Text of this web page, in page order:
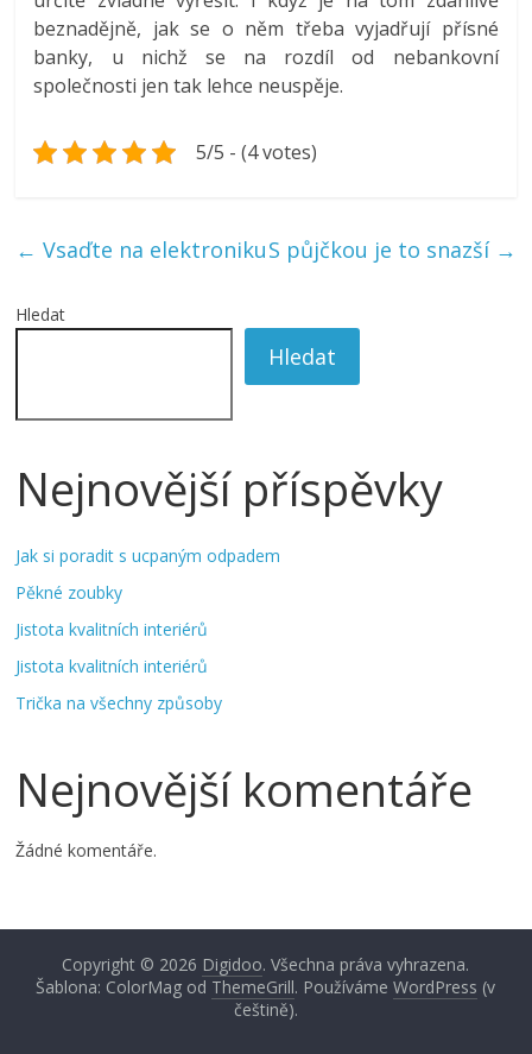
beznadějně, jak se o něm třeba vyjadřují přísné
banky, u nichž se na rozdíl od nebankovní
společnosti jen tak lehce neuspěje.
5/5 - (4 votes)
← Vsaďte na elektronikuS půjčkou je to snazší →
Hledat
Hledat
Nejnovější příspěvky
Jak si poradit s ucpaným odpadem
Pěkné zoubky
Jistota kvalitních interiérů
Jistota kvalitních interiérů
Trička na všechny způsoby
Nejnovější komentáře
Žádné komentáře.
Copyright © 2026 Digidoo. Všechna práva vyhrazena.
Šablona: ColorMag od ThemeGrill. PoužívámeWordPress (v
češtině).